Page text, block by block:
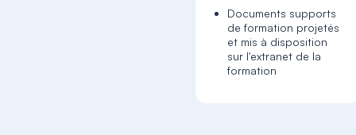
Documents supports
de formation projetés
et mis à disposition
sur l'extranet de la
formation